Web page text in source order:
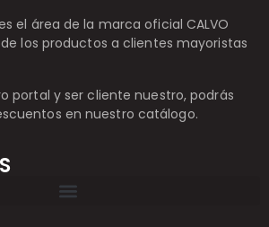
el área de la marca oficial CALVO
los productos a clientes mayoristas
portal y ser cliente nuestro, podrás
en nuestro catálogo.